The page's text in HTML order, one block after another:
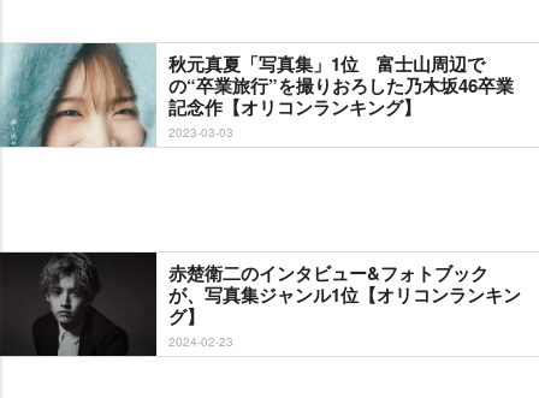
秋元真夏「写真集」1位 富士山周辺で
の“卒業旅行”を撮りおろした乃木坂46卒業
記念作【オリコンランキング】
2023-03-03
赤楚衛二のインタビュー&フォトブック
が、写真集ジャンル1位【オリコンランキン
グ】
2024-02-23